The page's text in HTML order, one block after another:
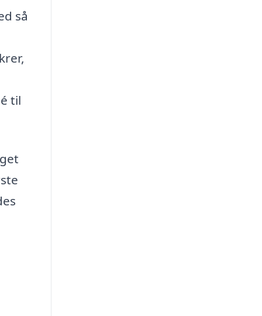
så
til